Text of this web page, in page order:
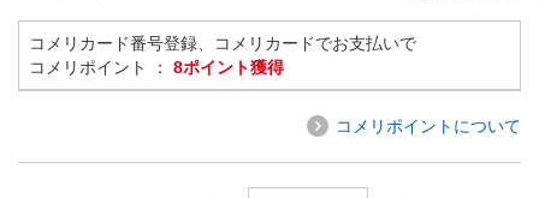
コメリカード番号登録、コメリカードでお支払いで
コメリポイント ： 8ポイント獲得
コメリポイントについて